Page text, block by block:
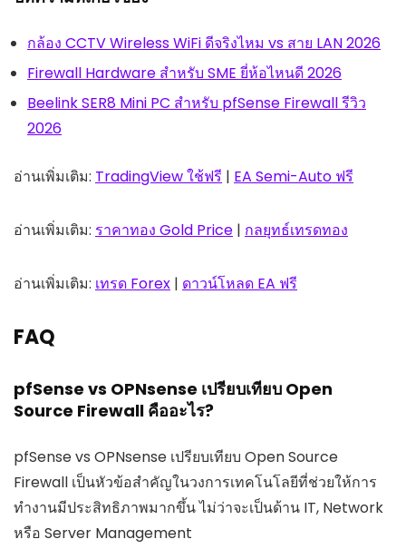
กล้อง CCTV Wireless WiFi ดีจริงไหม vs สาย LAN 2026
Firewall Hardware สำหรับ SME ยี่ห้อไหนดี 2026
Beelink SER8 Mini PC สำหรับ pfSense Firewall รีวิว
2026
อ่านเพิ่มเติม: TradingView ใช้ฟรี | EA Semi-Auto ฟรี
อ่านเพิ่มเติม: ราคาทอง Gold Price | กลยุทธ์เทรดทอง
อ่านเพิ่มเติม: เทรด Forex | ดาวน์โหลด EA ฟรี
FAQ
pfSense vs OPNsense เปรียบเทียบ Open
Source Firewall คืออะไร?
pfSense vs OPNsense เปรียบเทียบ Open Source
Firewall เป็นหัวข้อสำคัญในวงการเทคโนโลยีที่ช่วยให้การ
ทำงานมีประสิทธิภาพมากขึ้น ไม่ว่าจะเป็นด้าน IT, Network
หรือ Server Management